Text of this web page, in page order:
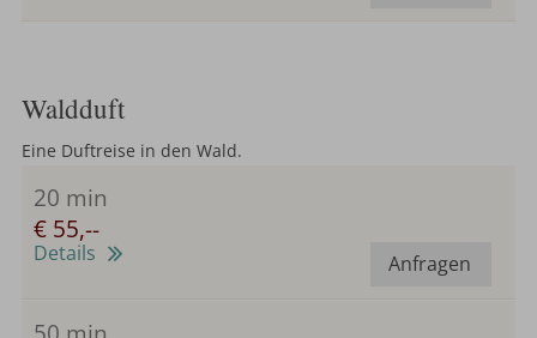
Waldduft
Eine Duftreise in den Wald.
20 min
€ 55,--
Anfragen
Details